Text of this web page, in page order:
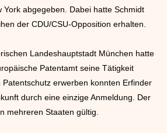
York abgegeben. Dabei hatte Schmidt
der CDU/CSU-Opposition erhalten.
Landeshauptstadt München hatte
Patentamt seine Tätigkeit
erwerben konnten Erfinder
durch eine einzige Anmeldung. Der
mehreren Staaten gültig.